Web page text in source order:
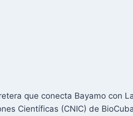
que conecta Bayamo con
Científicas (CNIC) de